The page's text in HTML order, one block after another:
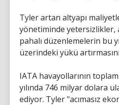
Tyler artan altyapı
yönetiminde yetersizlikler,
pahalı düzenlemelerin bu
üzerindeki yükü
IATA havayollarının
yılında 746 milyar dolara
ediyor. Tyler "acımasız